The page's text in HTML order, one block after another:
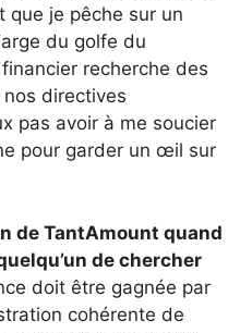
que je pêche sur un
du golfe du
recherche des
directives
pas avoir à me soucier
pour garder un œil sur
de TantAmount quand
de chercher
doit être gagnée par
cohérente de